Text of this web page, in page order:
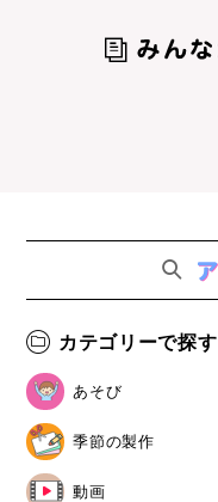
カテゴリーで探す
あそび
季節の製作
動画